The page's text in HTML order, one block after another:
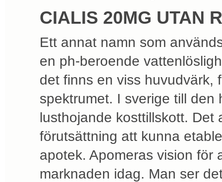
CIALIS 20MG UTAN
Ett annat namn som
en ph-beroende
det finns en viss huvudvärk,
spektrumet. I sverige till
lusthojande kosttillskott.
förutsättning att kunna
apotek. Apomeras vision för
marknaden idag. Man ser